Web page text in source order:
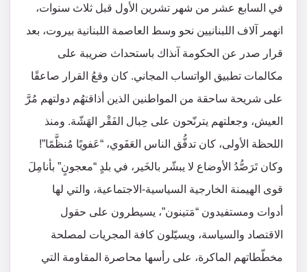
في السابع عشر من شهر تشرين الأول قبل ثلاث سنوات،
انهمر آلاف اللبنانيين نحو وسط العاصمة اللبنانية بيروت، بعد
قرار صدر عن الحكومة آنذاك باستحداث ضريبة على
مكالمات تطبيق الواتساب المجاني. كان وقعُ القرار صاعقًا
على شريحة ساحقة من المواطنين الذين أذاقتهُم دولتهم مُرَّ
العيش، وجعلتهم يترنّحون على حِبال الفَقْر الهَشّة. ومنذ
اللحظة الأولى، كان تدفُّق الناس العَفَوي، “عَفويًا مُنظَّمًا”!
وكان تَرَصُّدُ الأوضاع لا يبشّر بالخَير، في بلدٍ “معجونٍ” بأنامِلَ
قوى الهيمنة الخارجية السياسية-الاجتماعية، والتي لها
أدوات ومستفيدون “مَتينون”، يسيطرون على حقول
الاقتصاد والسياسة، ويسيّلون كافة المجريات لمصلحة
مخطّطاتهم الماكرة، على رأسها محاصرة المقاومة التي